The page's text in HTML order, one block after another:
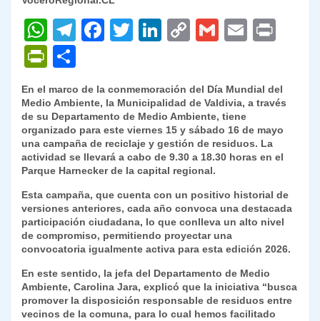
W
h
at
s
A
p
p
T
gr
a
m
F
e
b
o
o
k
T
er
Li
e
dI
n
C
y
Li
n
k
G
l
E
l
P
nt
Fr
ie
n
dl
y
o
m
p
ar
tir
En el marco de la conmemoración del Día Mundial del
Medio Ambiente, la Municipalidad de Valdivia, a través
de su Departamento de Medio Ambiente, tiene
organizado para este viernes 15 y sábado 16 de mayo
una campaña de reciclaje y gestión de residuos. La
actividad se llevará a cabo de 9.30 a 18.30 horas en el
Parque Harnecker de la capital regional.
Esta campaña, que cuenta con un positivo historial de
versiones anteriores, cada año convoca una destacada
participación ciudadana, lo que conlleva un alto nivel
de compromiso, permitiendo proyectar una
convocatoria igualmente activa para esta edición 2026.
En este sentido, la jefa del Departamento de Medio
Ambiente, Carolina Jara, explicó que la iniciativa “busca
promover la disposición responsable de residuos entre
vecinos de la comuna, para lo cual hemos facilitado